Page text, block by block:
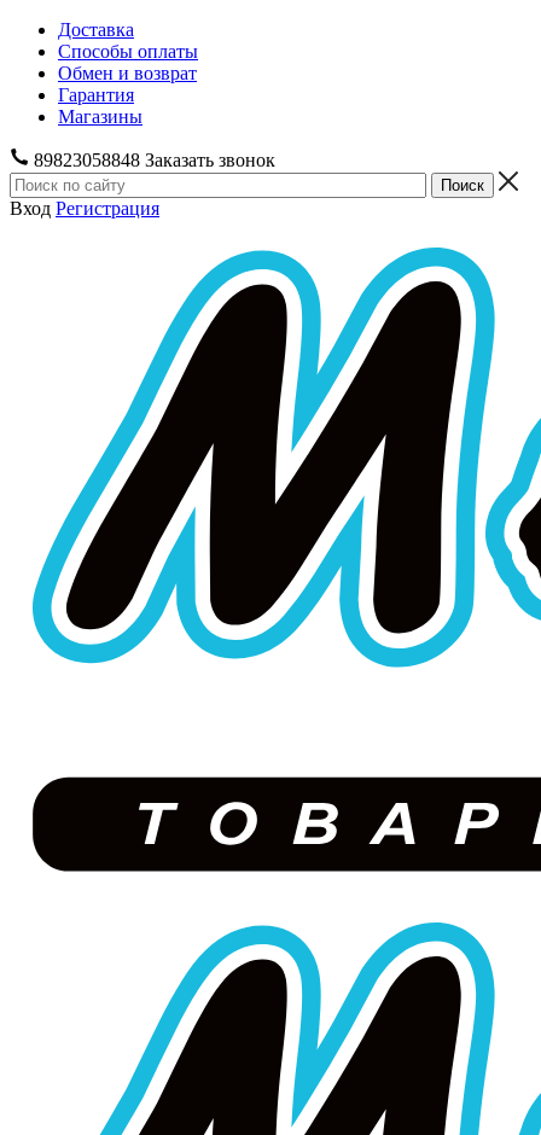
Доставка
Способы оплаты
Обмен и возврат
Гарантия
Магазины
89823058848 Заказать звонок
Вход Регистрация